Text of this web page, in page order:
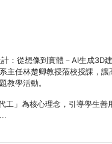
：從想像到實體－AI生成3D
主任林楚卿教授蒞校授課，讓
教學活動。
工」為核心理念，引導學生善